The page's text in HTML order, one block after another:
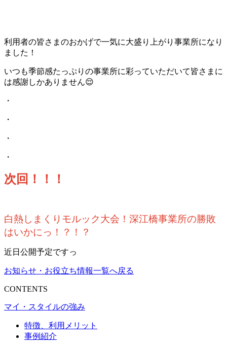
利用者の皆さまのおかげで一気に大盛り上がり事業所になり
ました！
いつも季節感たっぷりの事業所に彩っていただいて皆さまに
は感謝しかありません😌
・
・
・
・
次回！！！
白熱しまくりモルック大会！深江橋事業所の勝敗
はいかにっ！？！？
近日公開予定ですっ
お知らせ・お役立ち情報一覧へ戻る
CONTENTS
マイ・スタイルの強み
特徴、利用メリット
事例紹介